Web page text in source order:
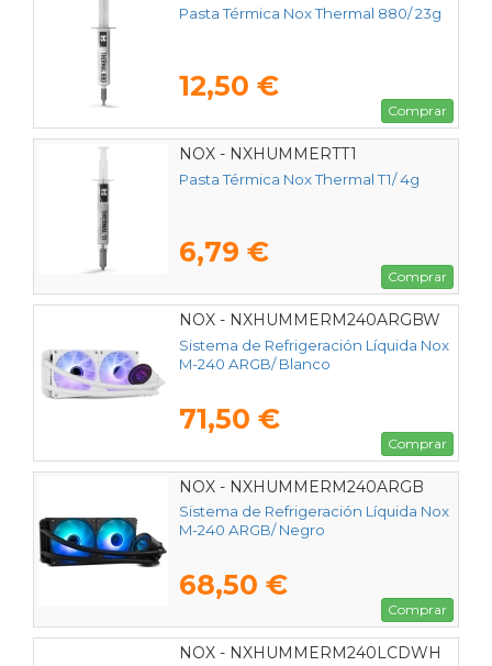
Pasta Térmica Nox Thermal 880/ 23g
12,50 €
Comprar
NOX - NXHUMMERTT1
Pasta Térmica Nox Thermal T1/ 4g
6,79 €
Comprar
NOX - NXHUMMERM240ARGBW
Sistema de Refrigeración Líquida Nox
M-240 ARGB/ Blanco
71,50 €
Comprar
NOX - NXHUMMERM240ARGB
Sistema de Refrigeración Líquida Nox
M-240 ARGB/ Negro
68,50 €
Comprar
NOX - NXHUMMERM240LCDWH